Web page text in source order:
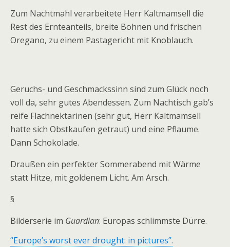
Zum Nachtmahl verarbeitete Herr Kaltmamsell die
Rest des Ernteanteils, breite Bohnen und frischen
Oregano, zu einem Pastagericht mit Knoblauch.
Geruchs- und Geschmackssinn sind zum Glück noch
voll da, sehr gutes Abendessen. Zum Nachtisch gab’s
reife Flachnektarinen (sehr gut, Herr Kaltmamsell
hatte sich Obstkaufen getraut) und eine Pflaume.
Dann Schokolade.
Draußen ein perfekter Sommerabend mit Wärme
statt Hitze, mit goldenem Licht. Am Arsch.
§
Bilderserie im Guardian: Europas schlimmste Dürre.
“Europe’s worst ever drought: in pictures”.